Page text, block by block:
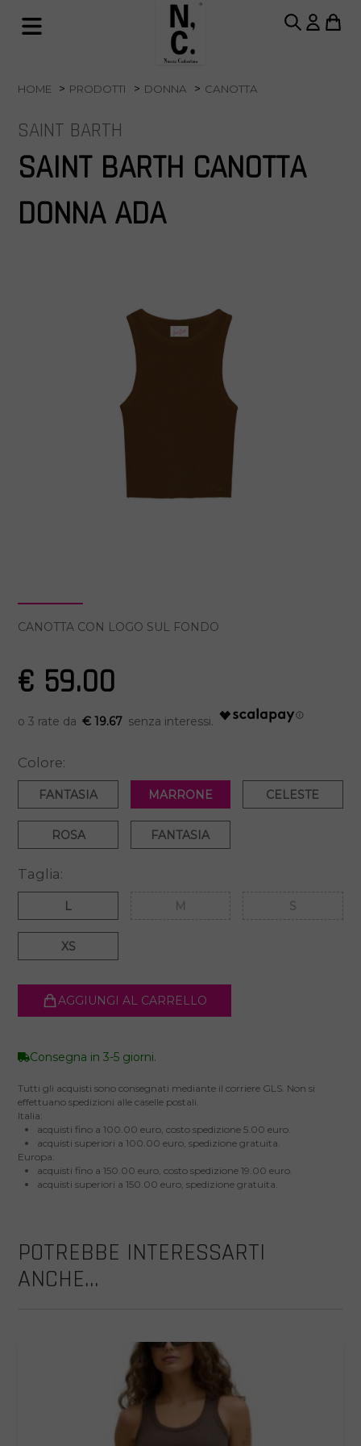
HOME PRODOTTI DONNA CANOTTA
SAINT BARTH
SAINT BARTH CANOTTA
DONNA ADA
CANOTTA CON LOGO SUL FONDO
€ 59.00
€ 19.67
Colore:
FANTASIA MARRONE CELESTE
ROSA FANTASIA
Taglia:
L M S
XS
AGGIUNGI AL CARRELLO
Consegna in 3-5 giorni.
Tutti gli acquisti sono consegnati mediante il corriere GLS. Non si
effettuano spedizioni alle caselle postali.
Italia:
acquisti fino a 100.00 euro, costo spedizione 5.00 euro.
acquisti superiori a 100.00 euro, spedizione gratuita.
Europa:
acquisti fino a 150.00 euro, costo spedizione 19.00 euro.
acquisti superiori a 150.00 euro, spedizione gratuita.
POTREBBE INTERESSARTI
ANCHE...